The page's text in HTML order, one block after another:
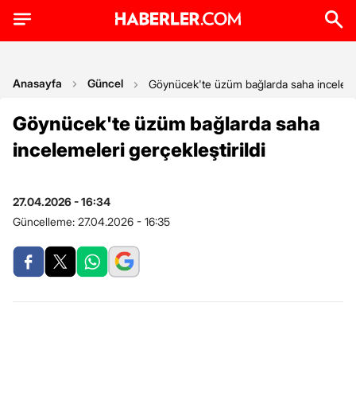
Anasayfa Güncel Göynücek'te üzüm bağlarda saha
Göynücek'te üzüm bağlarda saha
incelemeleri gerçekleştirildi
27.04.2026 - 16:34
Güncelleme: 27.04.2026 - 16:35